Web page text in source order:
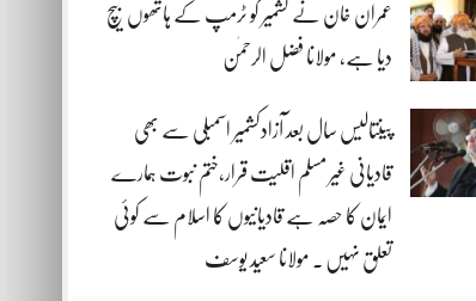
عمران خان نے کشمیر کو ٹرمپ کے ہاتھوں بیچ
دیا ہے، مولانا فضل الرحمٰن
پینتالیس سال بعد آزادکشمیر اسمبلی سے بھی
قادیانی غیر مسلم اقلیت قرار،ختم نبوت ہمارے
ایمان کا حصہ ہے قادیانیوں کا اسلام سے کوئی
تعلق نہیں . مولانا سعید یوسف